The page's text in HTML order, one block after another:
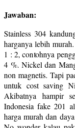
Jawaban:
Stainless 304
harganya lebih
1 : 2, contohnya
4 %. Nickel dan
non magnetis. Tapi
untuk cost saving
Akibatnya hampir
Indonesia fake 201
harga murah dan